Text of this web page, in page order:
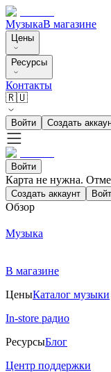
МузыкаВ магазине
Цены
Ресурсы
Контакты
🇷🇺
Войти Создать
Войти
Карта не нужна.
Создать аккаунт
Обзор
Музыка
В магазине
ЦеныКаталог музыки
In-store радио
РесурсыБлог
Центр поддержки